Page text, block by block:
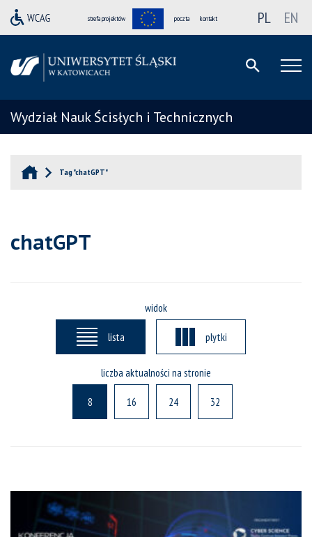
strefa projektów poczta kontakt PL EN
Wydział Nauk Ścisłych i Technicznych
Tag "chatGPT"
chatGPT
widok
lista plytki
liczba aktualności na stronie
8 16 24 32